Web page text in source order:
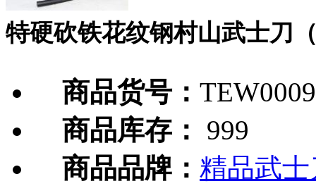
特硬砍铁花纹钢村山武士刀
商品货号：
商品库存：
999
商品品牌： 精品武士